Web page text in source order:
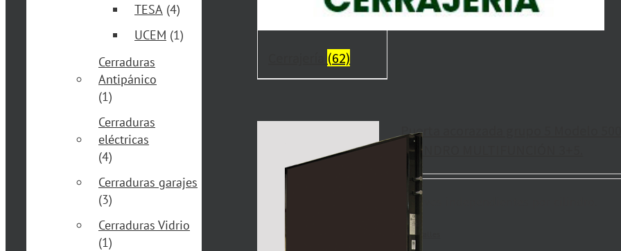
(62)
Puerta acorazada grupo 5 Modelo
CILINDRO MULTIFUNCIÓN 3+5.
5 llaves independientes por cilindro.
Detalles
TESA (4)
UCEM (1)
Cerraduras
Antipánico
(1)
Cerraduras
eléctricas
(4)
Cerraduras garajes
(3)
Cerraduras Vidrio
(1)